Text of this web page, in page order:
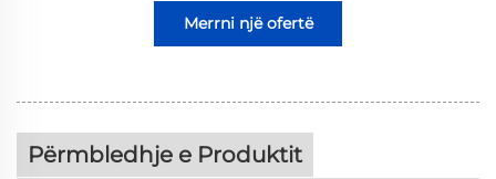
Merrni një ofertë
Përmbledhje e Produktit